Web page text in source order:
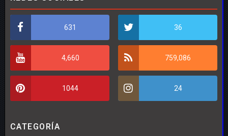
631 36
4,660 759,086
1044 24
CATEGORÍA